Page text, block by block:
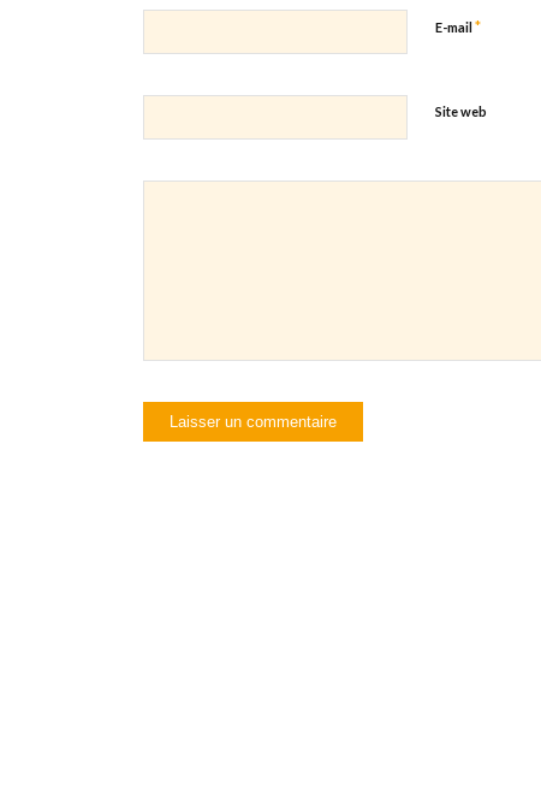
E-mail*
Site web